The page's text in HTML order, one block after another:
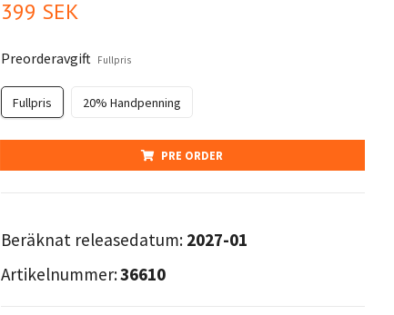
399 SEK
Preorderavgift Fullpris
Fullpris 20% Handpenning
PRE ORDER
Beräknat releasedatum: 2027-01
Artikelnummer:36610